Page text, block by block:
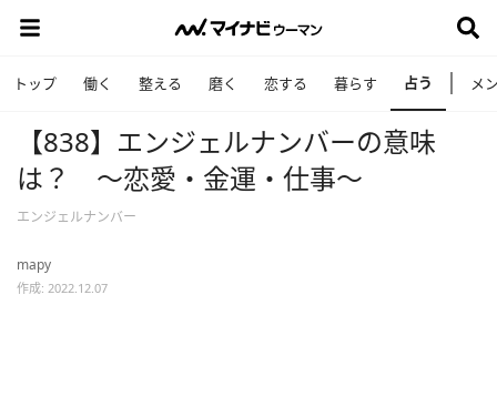
トップ 働く 整える 磨く 恋する 暮らす 占う メ
【838】エンジェルナンバーの意味
は？ ～恋愛・金運・仕事～
エンジェルナンバー
mapy
作成: 2022.12.07